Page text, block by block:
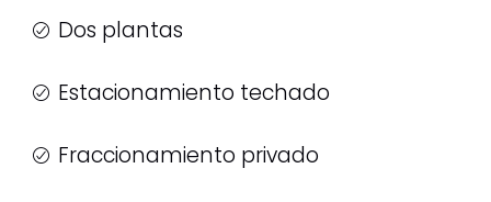
Dos plantas
Estacionamiento techado
Fraccionamiento privado